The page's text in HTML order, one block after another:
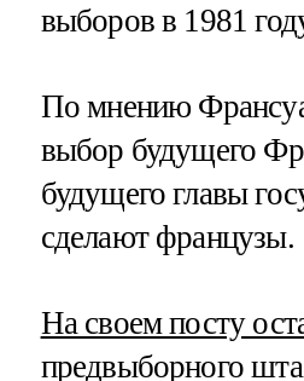
выборов в 1981
По мнению
выбор будущего
будущего главы
сделают французы.
На своем посту
предвыборного